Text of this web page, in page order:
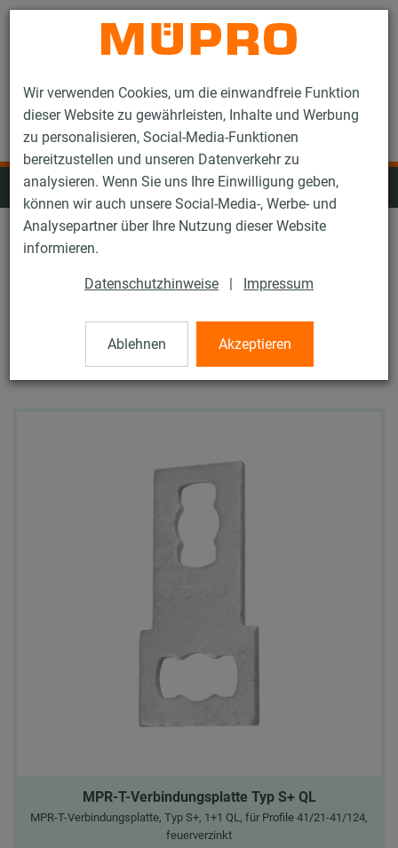
Wir verwenden Cookies, um die einwandfreie Funktion
dieser Website zu gewährleisten, Inhalte und Werbung
zu personalisieren, Social-Media-Funktionen
bereitzustellen und unseren Datenverkehr zu
analysieren. Wenn Sie uns Ihre Einwilligung geben,
können wir auch unsere Social-Media-, Werbe- und
Analysepartner über Ihre Nutzung dieser Website
informieren.
Datenschutzhinweise | Impressum
Ablehnen Akzeptieren
Kontakt
Feuerverzinkte Installationsschienen
Schienensysteme: Alle
Alle Filter zurücksetzen
MPR-T-Verbindungsplatte Typ S+ QL
MPR-T-Verbindungsplatte, Typ S+, 1+1 QL, für Profile 41/21-41/124,
feuerverzinkt